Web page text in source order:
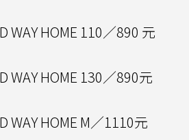
WAY HOME 110／890 元
WAY HOME 130／890元
WAY HOME M／1110元